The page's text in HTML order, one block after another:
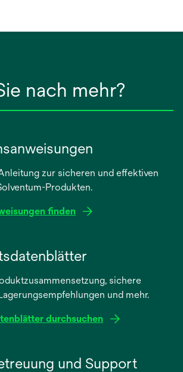
nach mehr?
zur sicheren und effektiven
Produkten.
finden
sichere
und mehr.
durchsuchen
und Support